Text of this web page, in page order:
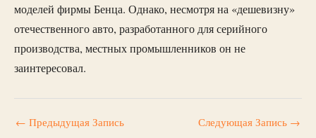
моделей фирмы Бенца. Однако, несмотря на «дешевизну»
отечественного авто, разработанного для серийного
производства, местных промышленников он не
заинтересовал.
← Предыдущая Запись Следующая Запись →